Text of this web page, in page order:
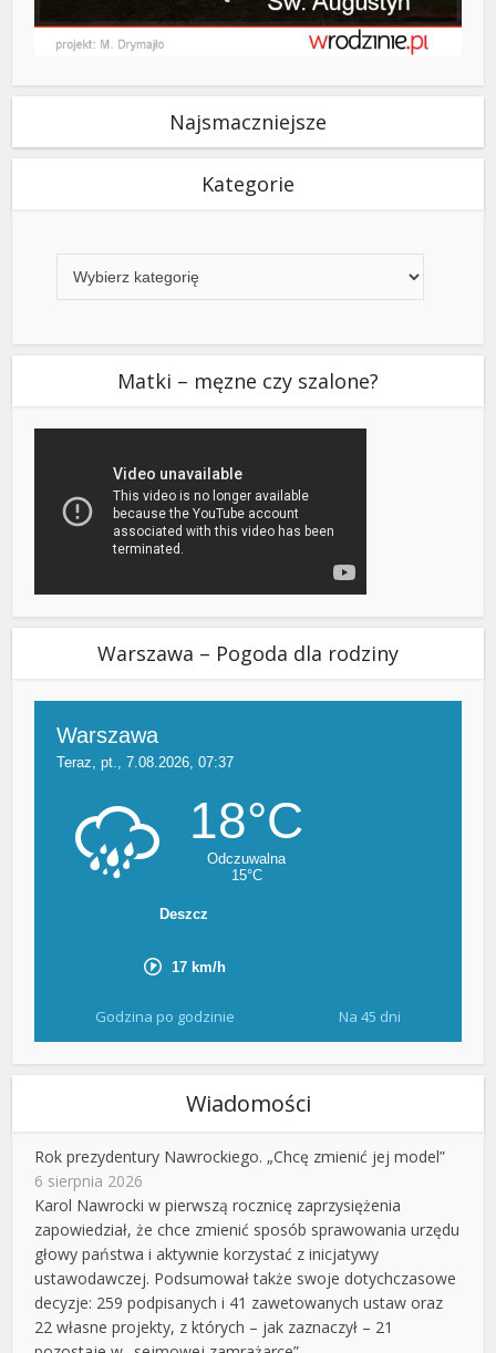
Najsmaczniejsze
Kategorie
Matki – męzne czy szalone?
Warszawa – Pogoda dla rodziny
Godzina po godzinie Na 45 dni
Wiadomości
Rok prezydentury Nawrockiego. „Chcę zmienić jej model”
6 sierpnia 2026
Karol Nawrocki w pierwszą rocznicę zaprzysiężenia
zapowiedział, że chce zmienić sposób sprawowania urzędu
głowy państwa i aktywnie korzystać z inicjatywy
ustawodawczej. Podsumował także swoje dotychczasowe
decyzje: 259 podpisanych i 41 zawetowanych ustaw oraz
22 własne projekty, z których – jak zaznaczył – 21